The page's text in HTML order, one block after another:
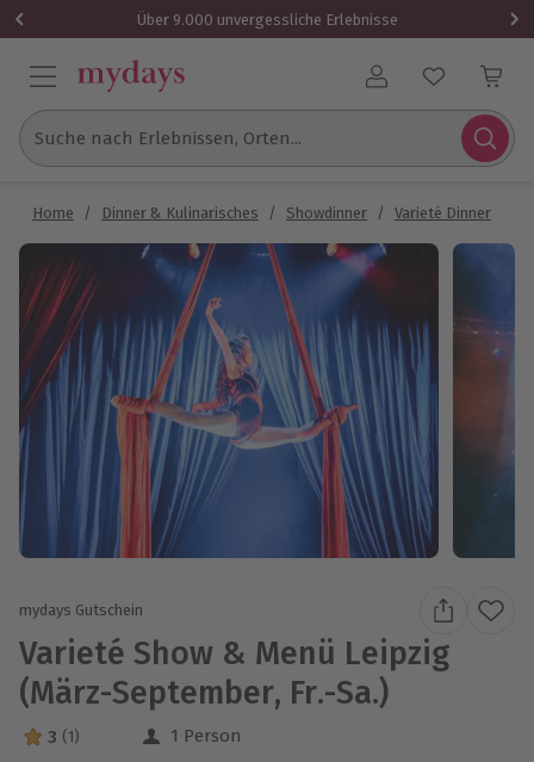
Über 9.000 unvergessliche Erlebnisse
Benutzerkonto
Suche nach Erlebnissen, Orten...
Home / Dinner & Kulinarisches / Showdinner / Varieté Dinner
mydays Gutschein
Varieté Show & Menü Leipzig
(März-September, Fr.-Sa.)
3 Sterne von 5 aus 1 Bewertungen
3 (1) 1 Person